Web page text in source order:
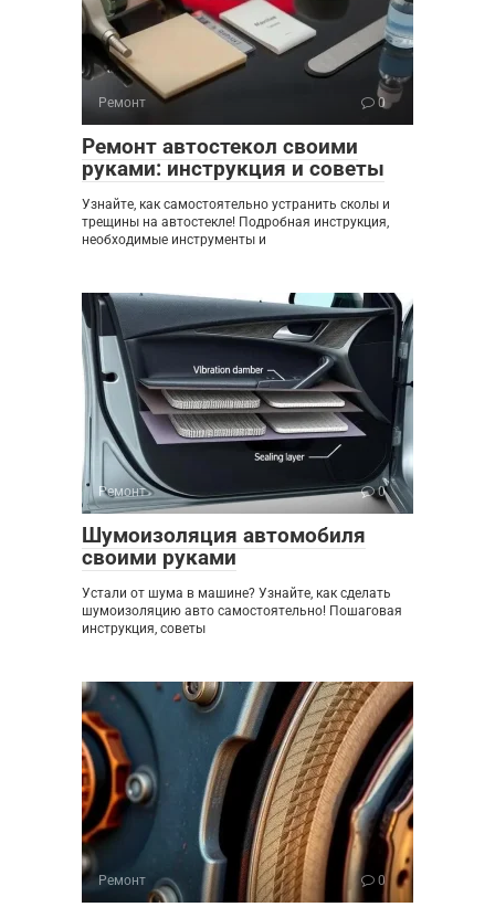
Ремонт 0
Ремонт автостекол своими
руками: инструкция и советы
Узнайте, как самостоятельно устранить сколы и
трещины на автостекле! Подробная инструкция,
необходимые инструменты и
Ремонт 0
Шумоизоляция автомобиля
своими руками
Устали от шума в машине? Узнайте, как сделать
шумоизоляцию авто самостоятельно! Пошаговая
инструкция, советы
Ремонт 0